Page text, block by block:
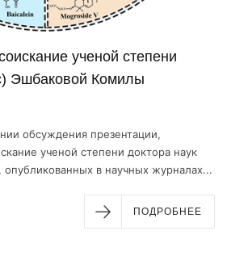
ученой степени
Эшбаковой Комилы
обсуждения презентации,
ученой степени доктора наук
опубликованных в научных журналах...
ПОДРОБНЕЕ